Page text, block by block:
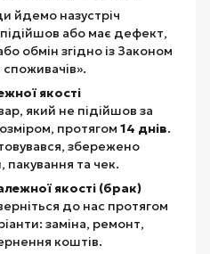
йдемо назустріч
або має дефект,
обмін згідно із Законом
якості
який не підійшов за
протягом 14 днів.
збережено
та чек.
якості (брак)
до нас протягом
заміна, ремонт,
коштів.